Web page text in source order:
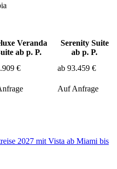
Veranda
ab p. P.
Serenity Suite
ab p. P.
€
ab 93.459 €
Auf Anfrage
2027 mit Vista ab Miami bis